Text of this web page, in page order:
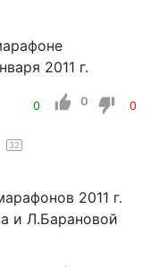
2011 г.
0 0 0
32
2011 г.
и Л.Барановой